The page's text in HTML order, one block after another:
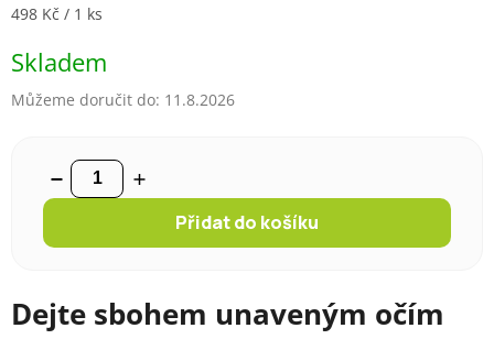
Měrná cena:
498 Kč / 1 ks
Skladem
Můžeme doručit do: 11.8.2026
Přidat do košíku
Dejte sbohem unaveným očím